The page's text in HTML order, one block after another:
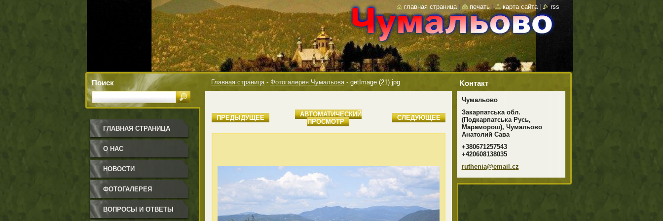
Главная страница - Фотогалерея Чумальова - getImage (21).jpg
ПРЕДЫДУЩЕЕ
AВТОМАТИЧЕСКИЙ
ПРОСМОТР
СЛЕДУЮЩЕЕ
ГЛАВНАЯ СТРАНИЦА
О НАС
НОВОСТИ
ФОТОГАЛЕРЕЯ
ВОПРОСЫ И ОТВЕТЫ
Koнтакт
Чумальово
Закарпатська обл.
(Подкарпатська Русь,
Мараморош), Чумальово
Анатолий Сава
+380671257543
+420608138035
ruthenia@email.cz
Поиск
главная страница печать | карта сайта rss